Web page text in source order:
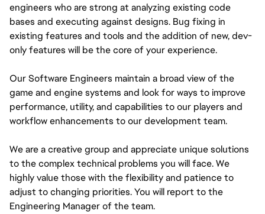
engineers who are strong at analyzing existing code
bases and executing against designs. Bug fixing in
existing features and tools and the addition of new, dev-
only features will be the core of your experience.
Our Software Engineers maintain a broad view of the
game and engine systems and look for ways to improve
performance, utility, and capabilities to our players and
workflow enhancements to our development team.
We are a creative group and appreciate unique solutions
to the complex technical problems you will face. We
highly value those with the flexibility and patience to
adjust to changing priorities. You will report to the
Engineering Manager of the team.